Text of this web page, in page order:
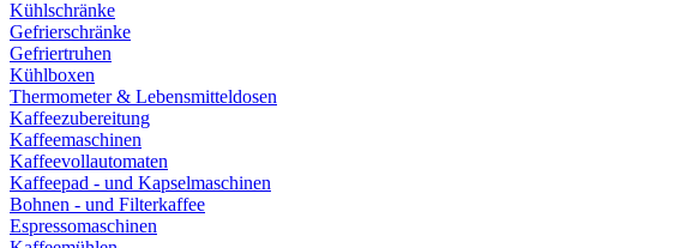
Kühlschränke
Gefrierschränke
Gefriertruhen
Kühlboxen
Thermometer & Lebensmitteldosen
Kaffeezubereitung
Kaffeemaschinen
Kaffeevollautomaten
Kaffeepad - und Kapselmaschinen
Bohnen - und Filterkaffee
Espressomaschinen